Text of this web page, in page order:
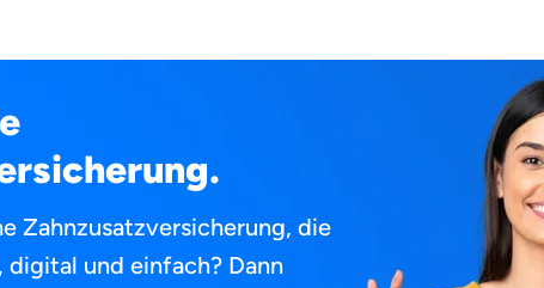
Zahnzusatzversicherung, die
digital und einfach? Dann